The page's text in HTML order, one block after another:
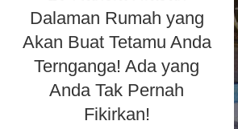
Dalaman Rumah yang
Akan Buat Tetamu Anda
Ternganga! Ada yang
Anda Tak Pernah
Fikirkan!